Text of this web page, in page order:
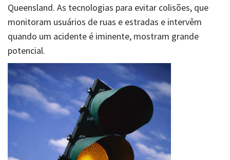
Queensland. As tecnologias para evitar colisões, que
monitoram usuários de ruas e estradas e intervêm
quando um acidente é iminente, mostram grande
potencial.